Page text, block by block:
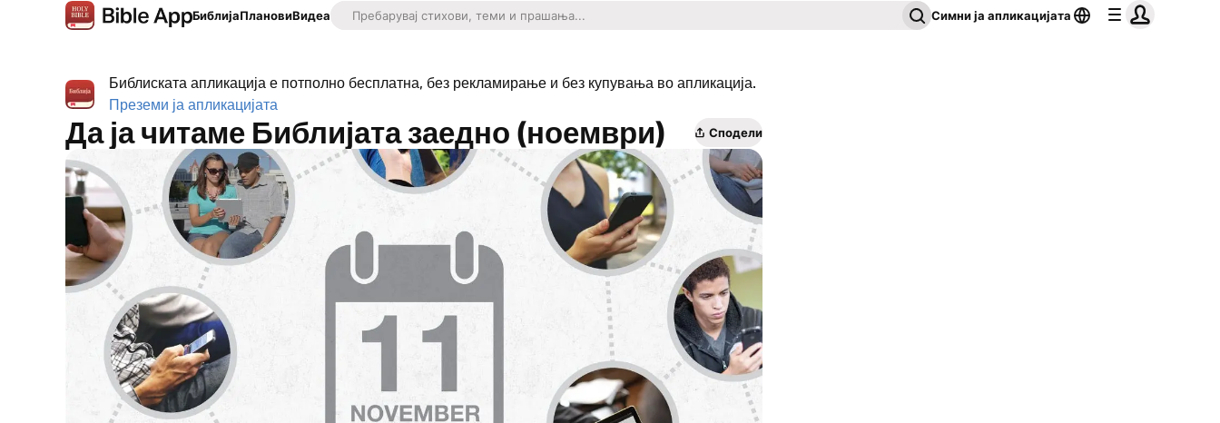
БиблијаПлановиВидеа Симни ја апликацијата
Библиската апликација е потполно бесплатна, без рекламирање и без купувања во апликација.
Преземи ја апликацијата
Да ја читаме Библијата заедно (ноември) Сподели